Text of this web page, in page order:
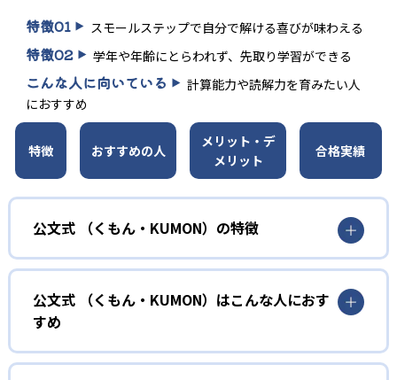
特徴01 スモールステップで自分で解ける喜びが味わえる
特徴02 学年や年齢にとらわれず、先取り学習ができる
こんな人に向いている
計算能力や読解力を育みたい人
におすすめ
特徴 おすすめの人
メリット・デ
メリット
合格実績
公文式 （くもん・KUMON）の特徴
01
無学年式の学力別学習
KUMONでは、年齢や学年にとらわれずに、一人ひとりの学
力に応じたレベルから学習を始めている。
確実に100点が取れるレベルから少しずつ難易度を上げてい
公文式 （くもん・KUMON）はこんな人におす
すめ
幼児